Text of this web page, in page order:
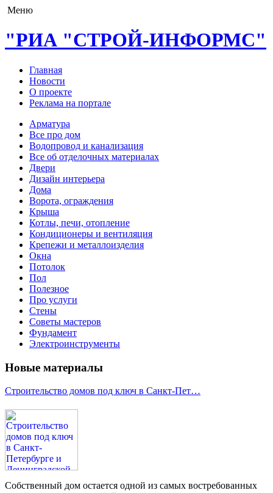
Меню
"РИА "СТРОЙ-ИНФОРМС"
Главная
Новости
О проекте
Реклама на портале
Арматура
Все про дом
Водопровод и канализация
Все об отделочных материалах
Двери
Дизайн интерьера
Дома
Ворота, ограждения
Крыша
Котлы, печи, отопление
Кондиционеры и вентиляция
Крепежи и металлоизделия
Окна
Потолок
Пол
Полезное
Про услуги
Стены
Советы мастеров
Фундамент
Электроинструменты
Новые материалы
Строительство домов под ключ в Санкт-Пет…
Собственный дом остается одной из самых востребованных